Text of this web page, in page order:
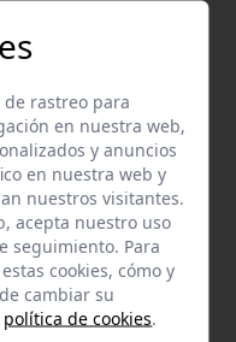
de rastreo para
en nuestra web,
y anuncios
en nuestra web y
nuestros visitantes.
acepta nuestro uso
seguimiento. Para
cookies, cómo y
cambiar su
política de cookies.